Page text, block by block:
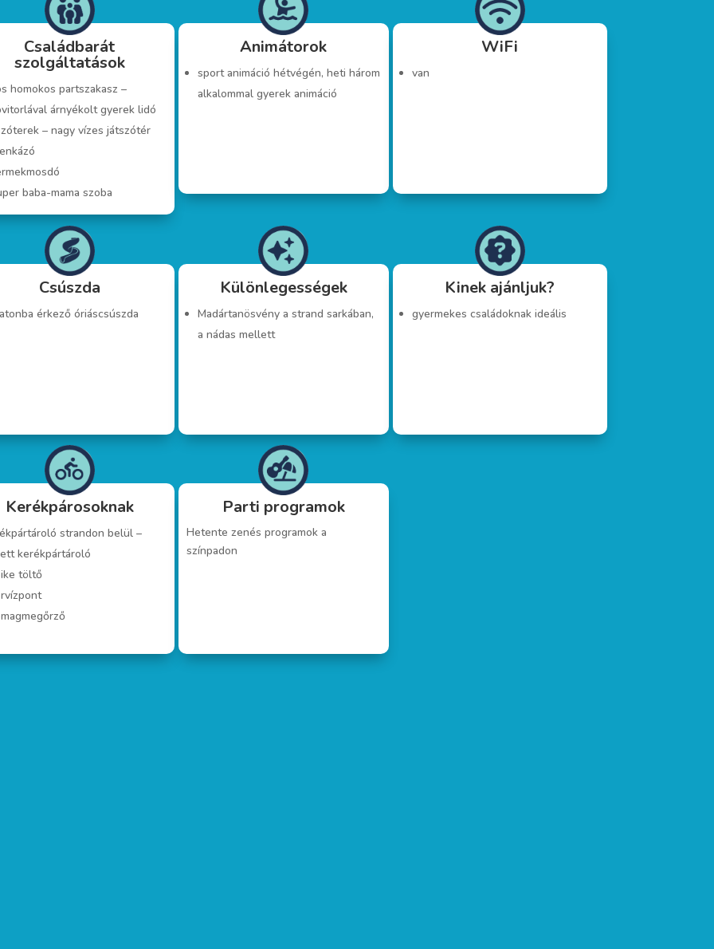
Családbarát
szolgáltatások
homokos partszakasz –
árnyékolt gyerek lidó
– nagy vízes játszótér
baba-mama szoba
Animátorok
sport animáció hétvégén, heti három
alkalommal gyerek animáció
WiFi
van
Csúszda
érkező óriáscsúszda
Különlegességek
Madártanösvény a strand sarkában,
a nádas mellett
Kinek ajánljuk?
gyermekes családoknak ideális
Kerékpárosoknak
strandon belül –
kerékpártároló
töltő
Parti programok
Hetente zenés programok a
színpadon